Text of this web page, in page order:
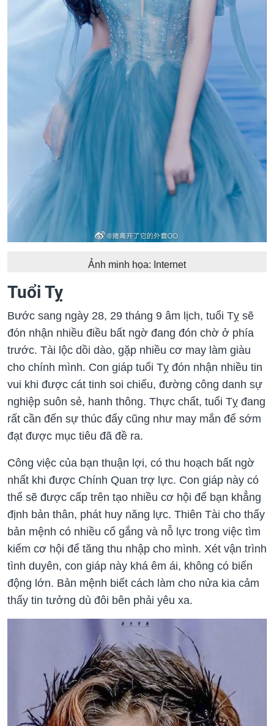
Ảnh minh họa: Internet
Tuổi Tỵ
Bước sang ngày 28, 29 tháng 9 âm lịch, tuổi Tỵ sẽ
đón nhận nhiều điều bất ngờ đang đón chờ ở phía
trước. Tài lộc dồi dào, gặp nhiều cơ may làm giàu
cho chính mình. Con giáp tuổi Tỵ đón nhận nhiều tin
vui khi được cát tinh soi chiếu, đường công danh sự
nghiệp suôn sẻ, hanh thông. Thực chất, tuổi Tỵ đang
rất cần đến sự thúc đẩy cũng như may mắn để sớm
đạt được mục tiêu đã đề ra.
Công việc của bạn thuận lợi, có thu hoạch bất ngờ
nhất khi được Chính Quan trợ lực. Con giáp này có
thể sẽ được cấp trên tạo nhiều cơ hội để bạn khẳng
định bản thân, phát huy năng lực. Thiên Tài cho thấy
bản mệnh có nhiều cố gắng và nỗ lực trong việc tìm
kiếm cơ hội để tăng thu nhập cho mình. Xét vận trình
tình duyên, con giáp này khá êm ái, không có biến
động lớn. Bản mệnh biết cách làm cho nửa kia cảm
thấy tin tưởng dù đôi bên phải yêu xa.